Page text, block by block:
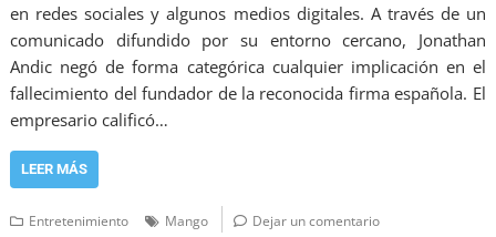
en redes sociales y algunos medios digitales. A través de un
comunicado difundido por su entorno cercano, Jonathan
Andic negó de forma categórica cualquier implicación en el
fallecimiento del fundador de la reconocida firma española. El
empresario calificó…
LEER MÁS
Entretenimiento Mango Dejar un comentario